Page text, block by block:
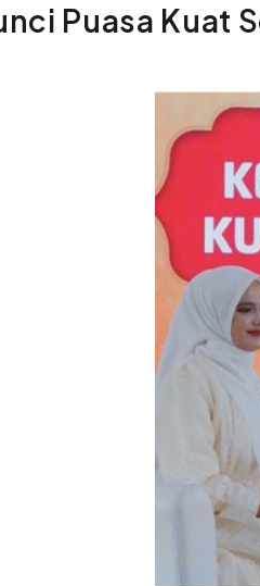
Puasa Kuat